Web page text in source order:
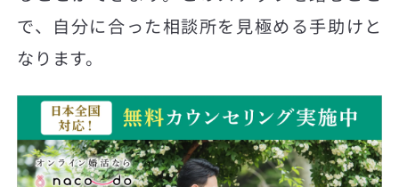
で、自分に合った相談所を見極める手助けと
なります。